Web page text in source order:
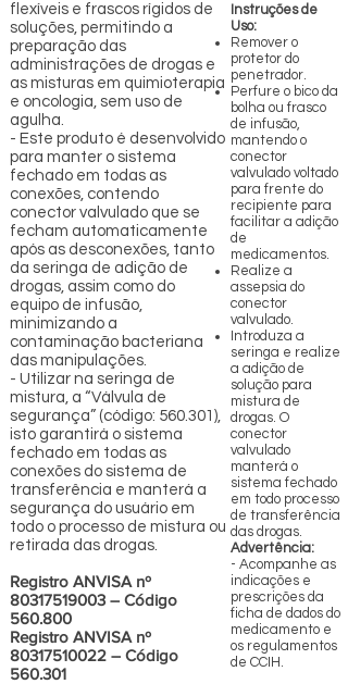
flexíveis e frascos rígidos de
soluções, permitindo a
preparação das
administrações de drogas e
as misturas em quimioterapia
e oncologia, sem uso de
agulha.
- Este produto é desenvolvido
para manter o sistema
fechado em todas as
conexões, contendo
conector valvulado que se
fecham automaticamente
após as desconexões, tanto
da seringa de adição de
drogas, assim como do
equipo de infusão,
minimizando a
contaminação bacteriana
das manipulações.
- Utilizar na seringa de
mistura, a “Válvula de
segurança” (código: 560.301),
isto garantirá o sistema
fechado em todas as
conexões do sistema de
transferência e manterá a
segurança do usuário em
todo o processo de mistura ou
retirada das drogas.
Registro ANVISA nº
80317519003 – Código
560.800
Registro ANVISA nº
80317510022 – Código
560.301
Instruções de
Uso:
Remover o
protetor do
penetrador.
Perfure o bico da
bolha ou frasco
de infusão,
mantendo o
conector
valvulado voltado
para frente do
recipiente para
facilitar a adição
de
medicamentos.
Realize a
assepsia do
conector
valvulado.
Introduza a
seringa e realize
a adição de
solução para
mistura de
drogas. O
conector
valvulado
manterá o
sistema fechado
em todo processo
de transferência
das drogas.
Advertência:
- Acompanhe as
indicações e
prescrições da
ficha de dados do
medicamento e
os regulamentos
de CCIH.